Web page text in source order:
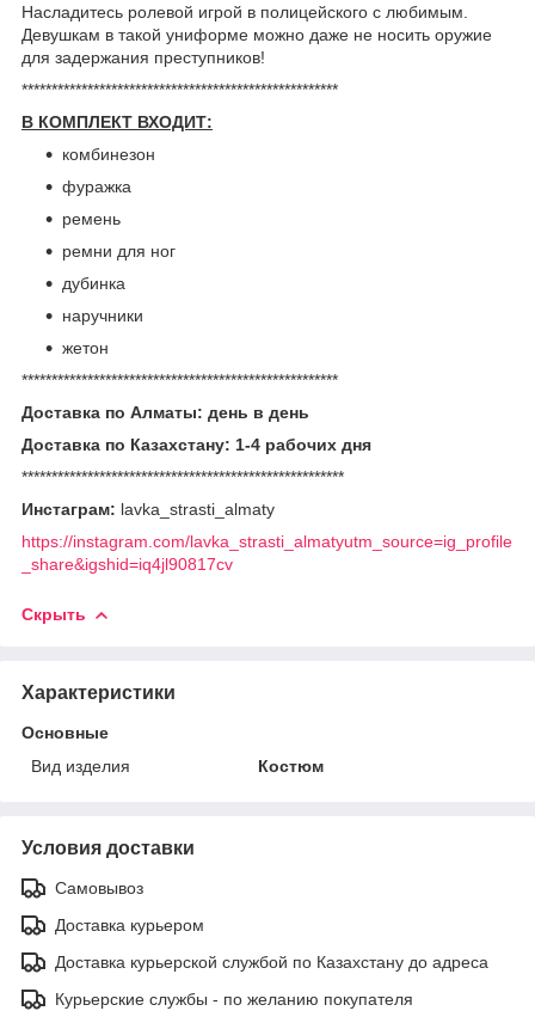
Насладитесь ролевой игрой в полицейского с любимым.
Девушкам в такой униформе можно даже не носить оружие
для задержания преступников!
*****************************************************
В КОМПЛЕКТ ВХОДИТ:
комбинезон
фуражка
ремень
ремни для ног
дубинка
наручники
жетон
*****************************************************
Доставка по Алматы: день в день
Доставка по Казахстану: 1-4 рабочих дня
******************************************************
Инстаграм: lavka_strasti_almaty
https://instagram.com/lavka_strasti_almatyutm_source=ig_profile
_share&igshid=iq4jl90817cv
Скрыть
Характеристики
Основные
Вид изделия
Костюм
Условия доставки
Самовывоз
Доставка курьером
Доставка курьерской службой по Казахстану до адреса
Курьерские службы - по желанию покупателя